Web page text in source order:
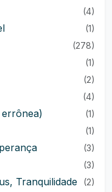
(4)
(1)
(278)
(1)
(2)
(4)
(1)
(1)
(3)
(3)
Tranquilidade (2)